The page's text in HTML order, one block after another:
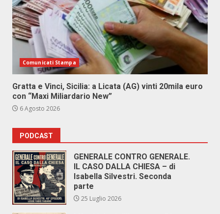
Comunicati Stampa
Gratta e Vinci, Sicilia: a Licata (AG) vinti 20mila euro
con “Maxi Miliardario New”
6 Agosto 2026
PODCAST
GENERALE CONTRO GENERALE.
IL CASO DALLA CHIESA – di
Isabella Silvestri. Seconda
parte
25 Luglio 2026